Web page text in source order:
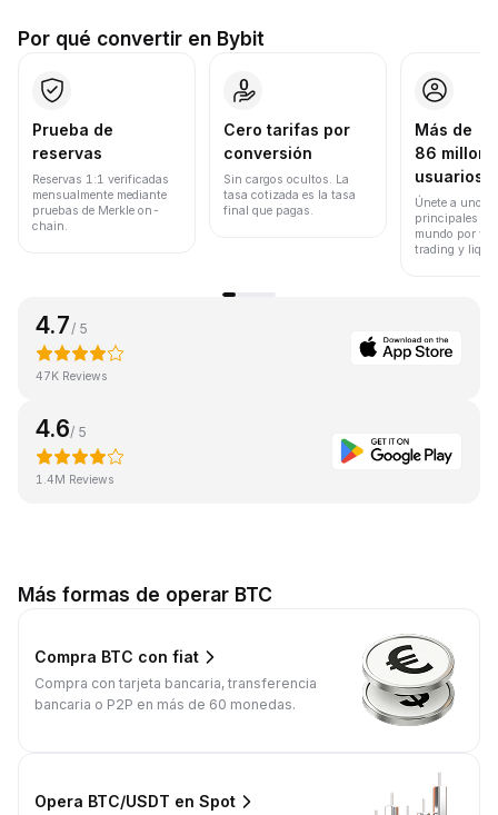
Por qué convertir en Bybit
Prueba de
reservas
Reservas 1:1 verificadas
mensualmente mediante
pruebas de Merkle on-
chain.
Cero tarifas por
conversión
Sin cargos ocultos. La
tasa cotizada es la tasa
final que pagas.
Más de
86
usuarios
Únete a uno
principales
mundo por
trading y
4.7 / 5
47K Reviews
4.6/ 5
1.4M Reviews
Más formas de operar BTC
Compra BTC con fiat
Compra con tarjeta bancaria, transferencia
bancaria o P2P en más de 60 monedas.
Opera BTC/USDT en Spot